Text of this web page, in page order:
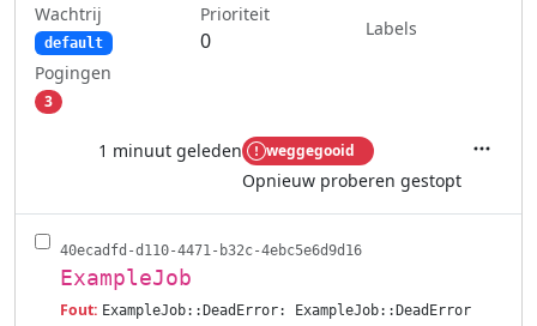
Wachtrij
default
Prioriteit
0
Labels
Pogingen
3
1 minuut geleden weggegooid
Opnieuw proberen gestopt
40ecadfd-d110-4471-b32c-4ebc5e6d9d16
ExampleJob
Fout: ExampleJob::DeadError: ExampleJob::DeadError